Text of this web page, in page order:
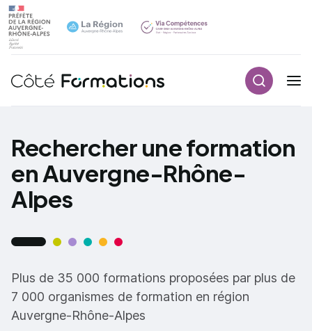
Navigation principale
Rechercher une formation
en Auvergne-Rhône-
Alpes
Plus de 35 000 formations proposées par plus de
7 000 organismes de formation en région
Auvergne-Rhône-Alpes